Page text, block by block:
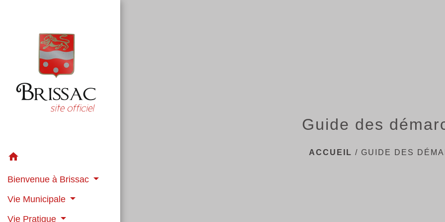
home
Bienvenue à Brissac
Vie Municipale
Vie Pratique
Guide des
ACCUEIL / GUIDE DES